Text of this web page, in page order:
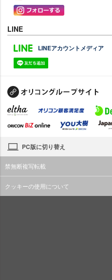
LINE
LINEアカウントメディア
PC版に切り替え
禁無断複写転載
クッキーの使用について